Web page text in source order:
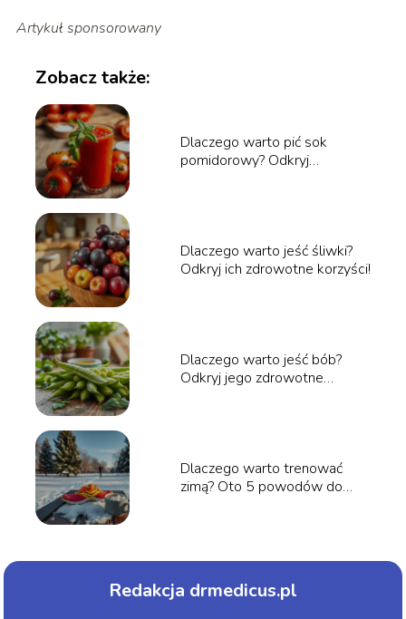
Artykuł sponsorowany
Zobacz także:
Dlaczego warto pić sok
pomidorowy? Odkryj
Dlaczego warto jeść śliwki?
Odkryj ich zdrowotne korzyści!
Dlaczego warto jeść bób?
Odkryj jego zdrowotne
Dlaczego warto trenować
zimą? Oto 5 powodów do
Redakcja drmedicus.pl